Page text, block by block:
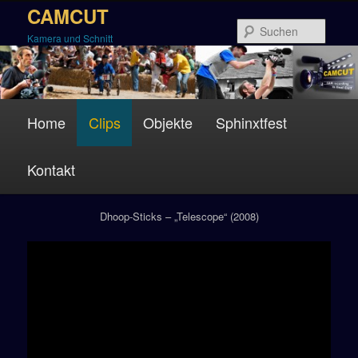
wechseln
CAMCUT
Kamera und Schnitt
Home Clips Objekte Sphinxtfest
Kontakt
Dhoop-Sticks – „Telescope“ (2008)